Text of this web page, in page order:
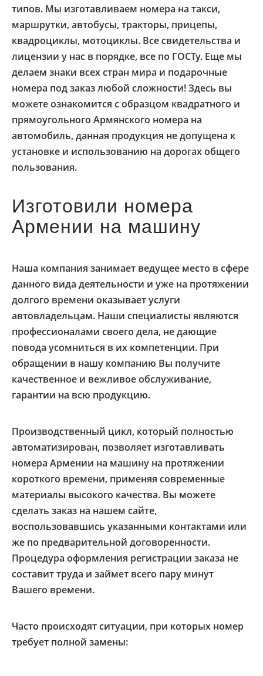
типов. Мы изготавливаем номера на такси,
маршрутки, автобусы, тракторы, прицепы,
квадроциклы, мотоциклы. Все свидетельства и
лицензии у нас в порядке, все по ГОСТу. Еще мы
делаем знаки всех стран мира и подарочные
номера под заказ любой сложности! Здесь вы
можете ознакомится с образцом квадратного и
прямоугольного Армянского номера на
автомобиль, данная продукция не допущена к
установке и использованию на дорогах общего
пользования.
Изготовили номера
Армении на машину
Наша компания занимает ведущее место в сфере
данного вида деятельности и уже на протяжении
долгого времени оказывает услуги
автовладельцам. Наши специалисты являются
профессионалами своего дела, не дающие
повода усомниться в их компетенции. При
обращении в нашу компанию Вы получите
качественное и вежливое обслуживание,
гарантии на всю продукцию.
Производственный цикл, который полностью
автоматизирован, позволяет изготавливать
номера Армении на машину на протяжении
короткого времени, применяя современные
материалы высокого качества. Вы можете
сделать заказ на нашем сайте,
воспользовавшись указанными контактами или
же по предварительной договоренности.
Процедура оформления регистрации заказа не
составит труда и займет всего пару минут
Вашего времени.
Часто происходят ситуации, при которых номер
требует полной замены: